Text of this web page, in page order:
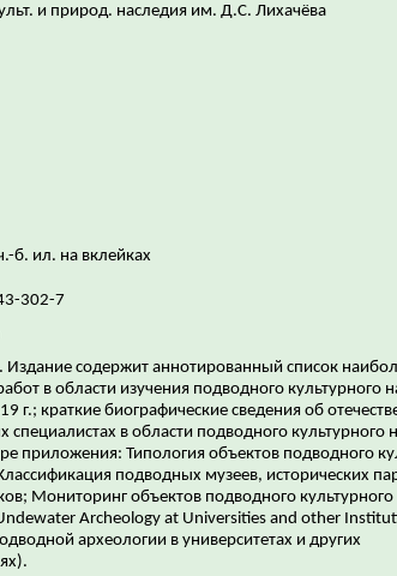
и природ. наследия им. Д.С. Лихачёва
б. ил. на вклейках
302-7
содержит аннотированный список
в области изучения подводного культурного
г.; краткие биографические сведения об
специалистах в области подводного культурного
приложения: Типология объектов подводного
подводных музеев, исторических
Мониторинг объектов подводного культурного
Archeology at Universities and other
археологии в университетах и других